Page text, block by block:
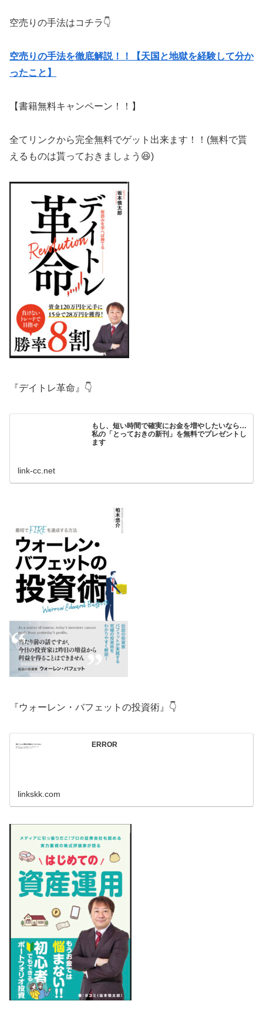
空売りの手法はコチラ👇
空売りの手法を徹底解説！！【天国と地獄を経験して分か
ったこと】
【書籍無料キャンペーン！！】
全てリンクから完全無料でゲット出来ます！！(無料で貰
えるものは貰っておきましょう😆)
『デイトレ革命』👇
もし、短い時間で確実にお金を増やしたいなら…
私の「とっておきの新刊」を無料でプレゼントし
ます
link-cc.net
『ウォーレン・バフェットの投資術』👇
ERROR
linkskk.com